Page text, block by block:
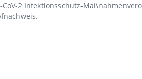
2 Infektionsschutz-